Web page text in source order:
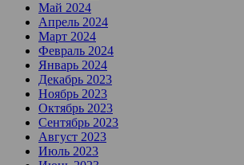
Май 2024
Апрель 2024
Март 2024
Февраль 2024
Январь 2024
Декабрь 2023
Ноябрь 2023
Октябрь 2023
Сентябрь 2023
Август 2023
Июль 2023